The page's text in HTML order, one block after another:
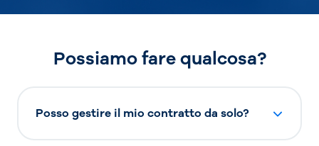
Possiamo fare qualcosa?
Posso gestire il mio contratto da solo?